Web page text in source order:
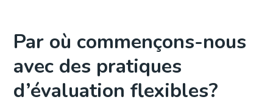
Par où commençons-nous
avec des pratiques
d’évaluation flexibles?